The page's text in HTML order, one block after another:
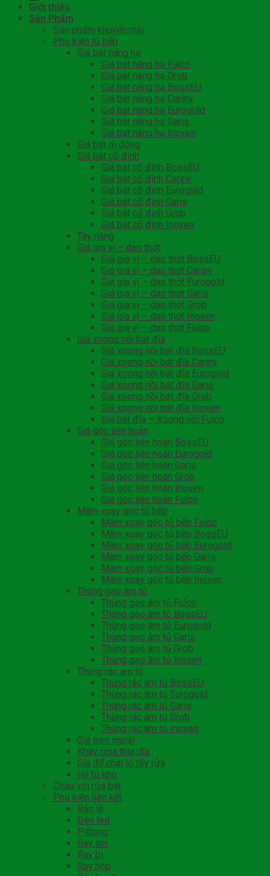
Giới thiệu
Sản Phẩm
Sản phẩm khuyến mãi
Phụ kiện tủ bếp
Giá bát nâng hạ
Giá bát nâng hạ Fulco
Giá bát nâng hạ Grob
Giá bát nâng hạ BossEU
Giá bát nâng hạ Cariny
Giá bát nâng hạ Eurogold
Giá bát nâng hạ Garis
Giá bát nâng hạ Inoxen
Giá bát di động
Giá bát cố định
Giá bát cố định BossEU
Giá bát cố định Cariny
Giá bát cố định Eurogold
Giá bát cố định Garis
Giá bát cố định Grob
Giá bát cố định Inoxen
Tay nâng
Giá gia vị – dao thớt
Giá gia vị – dao thớt BossEU
Giá gia vị – dao thớt Cariny
Giá gia vị – dao thớt Eurogold
Giá gia vị – dao thớt Garis
Giá gia vị – dao thớt Grob
Giá gia vị – dao thớt Inoxen
Giá gia vị – dao thớt Fulco
Giá xoong nồi bát đĩa
Giá xoong nồi bát đĩa BossEU
Giá xoong nồi bát đĩa Cariny
Giá xoong nồi bát đĩa Eurogold
Giá xoong nồi bát đĩa Garis
Giá xoong nồi bát đĩa Grob
Giá xoong nồi bát đĩa Inoxen
Gia bát đĩa – Xoong nồi Fulco
Giá góc liên hoàn
Giá góc liên hoàn BossEU
Giá góc liên hoàn Eurogold
Giá góc liên hoàn Garis
Giá góc liên hoàn Grob
Giá góc liên hoàn Inoxen
Giá góc liên hoàn Fulco
Mâm xoay góc tủ bếp
Mâm xoay góc tủ bếp Fulco
Mâm xoay góc tủ bếp BossEU
Mâm xoay góc tủ bếp Eurogold
Mâm xoay góc tủ bếp Garis
Mâm xoay góc tủ bếp Grob
Mâm xoay góc tủ bếp Inoxen
Thùng gạo âm tủ
Thùng gạo âm tủ Fulco
Thùng gạo âm tủ BossEU
Thùng gạo âm tủ Eurogold
Thùng gạo âm tủ Garis
Thùng gạo âm tủ Grob
Thùng gạo âm tủ Inoxen
Thùng rác âm tủ
Thùng rác âm tủ BossEU
Thùng rác âm tủ Eurogold
Thùng rác âm tủ Garis
Thùng rác âm tủ Grob
Thùng rác âm tủ Inoxen
Giá treo ngoài
Khay chia thìa dĩa
Giá để chai lọ tẩy rửa
Hệ tủ kho
Chậu vòi rửa bát
Phụ kiện liên kết
Bản lề
Đèn led
Pittong
Ray âm
Ray bi
Ray hộp